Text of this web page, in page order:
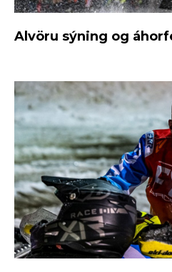
Alvöru sýning og